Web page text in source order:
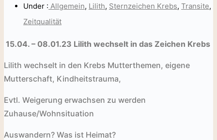
Under : Allgemein, Lilith, Sternzeichen Krebs, Transite,
Zeitqualität
15.04. – 08.01.23 Lilith wechselt in das Zeichen Krebs
Lilith wechselt in den Krebs Mutterthemen, eigene
Mutterschaft, Kindheitstrauma,
Evtl. Weigerung erwachsen zu werden
Zuhause/Wohnsituation
Auswandern? Was ist Heimat?